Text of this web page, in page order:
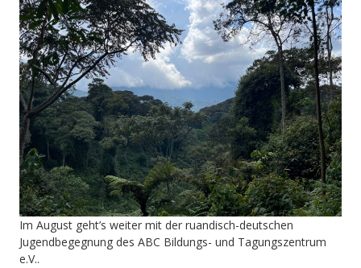
deutsch-
ruandischer
Jugendaustauch
(Phase
I:
17.11.-02.12.2025
in
Ruanda)
Im August geht’s weiter mit der ruandisch-deutschen
Jugendbegegnung des ABC Bildungs- und Tagungszentrum
e.V..